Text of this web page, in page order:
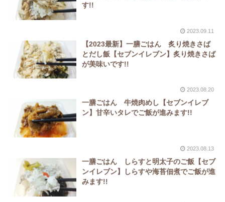
す!!
2023.09.11
【2023最新】一膳ごはん 炙り焼きさば
とだし飯【セブンイレブン】炙り焼きさば
が美味いです!!
2023.08.20
一膳ごはん 牛焼肉めし【セブンイレブ
ン】甘辛いタレでご飯が進みます!!
2023.08.13
一膳ごはん しらすと明太子のご飯【セブ
ンイレブン】しらすや海苔佃煮でご飯が進
みます!!